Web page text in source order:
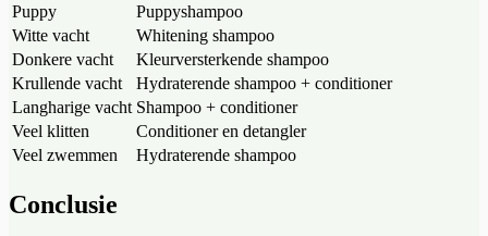
Puppy
Puppyshampoo
Witte vacht
Whitening shampoo
Donkere vacht
Kleurversterkende shampoo
Krullende vacht
Hydraterende shampoo + conditioner
Langharige vacht Shampoo + conditioner
Veel klitten
Conditioner en detangler
Veel zwemmen
Hydraterende shampoo
Conclusie